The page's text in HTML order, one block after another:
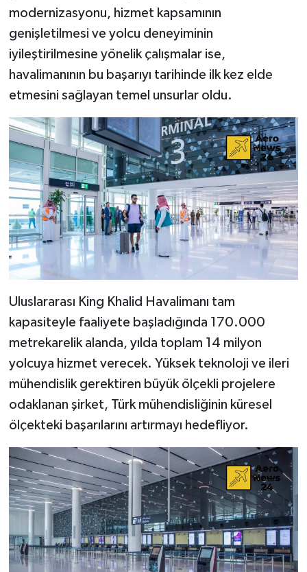
modernizasyonu, hizmet kapsamının
genişletilmesi ve yolcu deneyiminin
iyileştirilmesine yönelik çalışmalar ise,
havalimanının bu başarıyı tarihinde ilk kez elde
etmesini sağlayan temel unsurlar oldu.
Uluslararası King Khalid Havalimanı tam
kapasiteyle faaliyete başladığında 170.000
metrekarelik alanda, yılda toplam 14 milyon
yolcuya hizmet verecek. Yüksek teknoloji ve ileri
mühendislik gerektiren büyük ölçekli projelere
odaklanan şirket, Türk mühendisliğinin küresel
ölçekteki başarılarını artırmayı hedefliyor.